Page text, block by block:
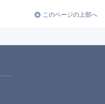
このページの上部へ